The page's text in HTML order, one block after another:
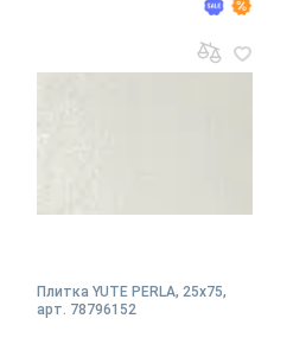
Плитка YUTE PERLA, 25x75,
арт. 78796152